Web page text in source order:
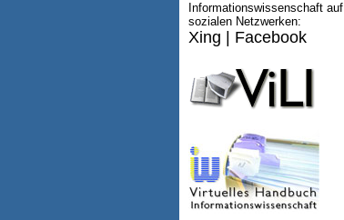
Informationswissenschaft auf
sozialen Netzwerken:
Xing Facebook